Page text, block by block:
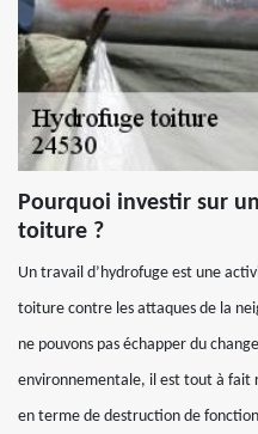
Pourquoi investir sur
toiture ?
Un travail d’hydrofuge est une
toiture contre les attaques de la
ne pouvons pas échapper du
environnementale, il est tout à fait
en terme de destruction de